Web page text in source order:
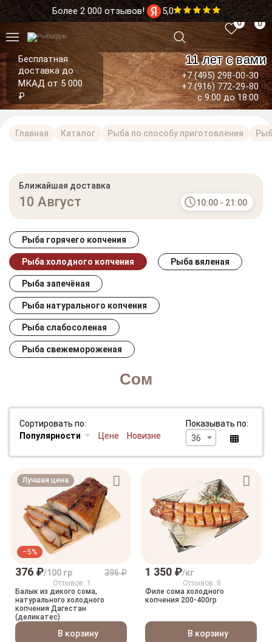
Более 2 000 отзывов! 5,0
Бесплатная
доставка до
МКАД от 5 000
₽
11 лет с вами
+7 (495) 298-00-30
+7 (916) 772-29-80
с 9:00 до 18:00
0 0
Главная Каталог Рыба по способу приготовления
Сом
Рыба горячего копчения
Рыба холодного копчения Рыба вяленая
Рыба запечёная
Рыба натурального копчения
Рыба слабосоленая
Рыба свежемороженая
Ближайшая доставка
10 Август 10:00 - 21:00
Сортировать по:
Популярности
Цене Новизне
Показывать по:
36
Лучшая цена
–5%
376 ₽/100 гр 396 ₽
Отзывов: 1
Балык из дикого сома,
натурального холодного
копчения Дагестан
(деликатес)
В корзину
1 350 ₽/кг
Отзывов: 8
Филе сома холодного
копчения 200-400гр
В корзину